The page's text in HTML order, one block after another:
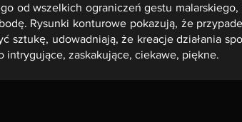
od wszelkich ograniczeń gestu
Rysunki konturowe pokazują, że
sztukę, udowadniają, że kreacje działania
intrygujące, zaskakujące, ciekawe, piękne.